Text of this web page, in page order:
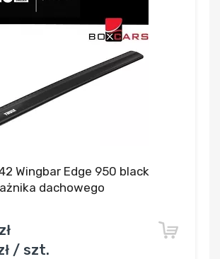
Wingbar Edge 950 black
dachowego
/ szt.